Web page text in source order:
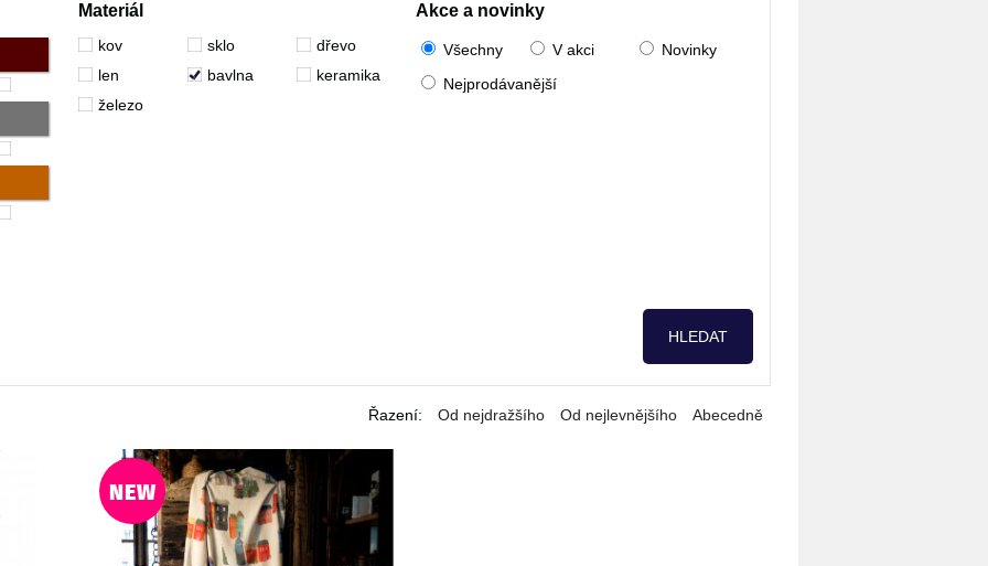
Materiál
kov sklo
dřevo
len
bavlna
keramika
železo
Akce a novinky
Všechny V akci
Novinky
Nejprodávanější
Řazení: Od nejdražšího Od nejlevnějšího Abecedně
NEW